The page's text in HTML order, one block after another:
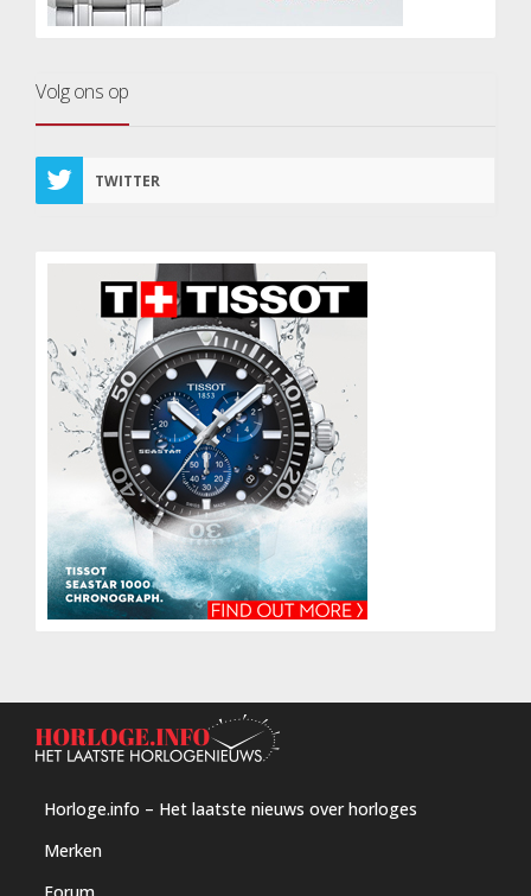
Volg ons op
TWITTER
Horloge.info – Het laatste nieuws over horloges
Merken